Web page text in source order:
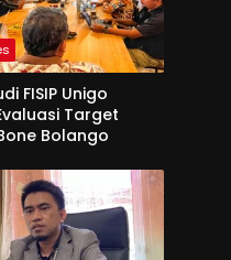
FISIP Unigo
Target
Bolango